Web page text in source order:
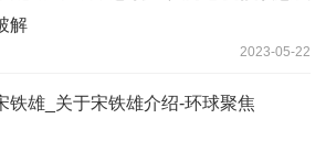
解
2023-05-22
铁雄_关于宋铁雄介绍-环球聚焦